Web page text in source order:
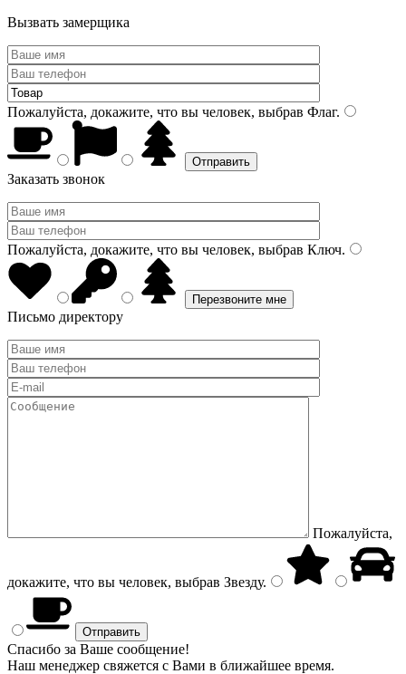
Вызвать замерщика
Пожалуйста, докажите, что вы человек, выбрав Флаг.
Заказать звонок
Пожалуйста, докажите, что вы человек, выбрав Ключ.
Письмо директору
Пожалуйста,
докажите, что вы человек, выбрав Звезду.
Спасибо за Ваше сообщение!
Наш менеджер свяжется с Вами в ближайшее время.